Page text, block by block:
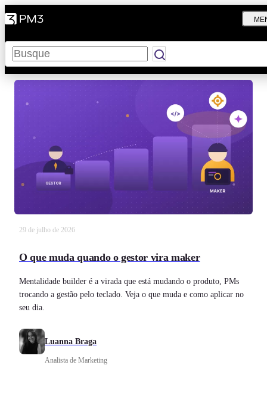
Pesquisar
29 de julho de 2026
O que muda quando o gestor vira maker
Mentalidade builder é a virada que está mudando o produto, PMs
trocando a gestão pelo teclado. Veja o que muda e como aplicar no
seu dia.
Luanna Braga
Analista de Marketing